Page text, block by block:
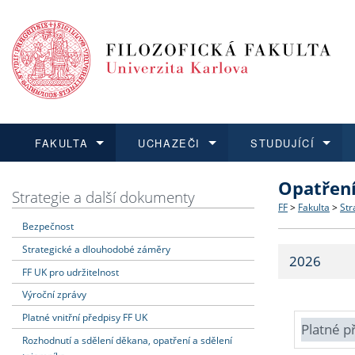
FAKULTA
Dozvědět se více
Struktura
Strategie
Fakultní
UCHAZEČI
Podat přihlášku
Co
Učitelské
STUDUJÍCÍ
Dozvědět se více
Dozvědět se více
O vědě a
Dozvědět se více
Aktuální
Strategie a další dokumenty
Bezpečnost
Strategické a dlouhodobé záměry
FF UK pro udržitelnost
Výroční zprávy
Platné vnitřní předpisy FF UK
Rozhodnutí a sdělení děkana, opatření a sdělení
FF > Fakulta >
2026
Platné